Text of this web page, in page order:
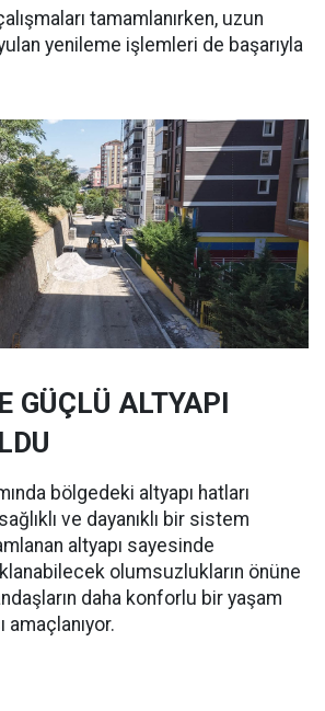
tamamlanırken, uzun
yenileme işlemleri de başarıyla
GÜÇLÜ ALTYAPI
bölgedeki altyapı hatları
ve dayanıklı bir sistem
altyapı sayesinde
olumsuzlukların önüne
daha konforlu bir yaşam
amaçlanıyor.